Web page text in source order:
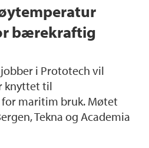
bærekraftig
i Prototech vil
knyttet til
maritim bruk. Møtet
Tekna og Academia